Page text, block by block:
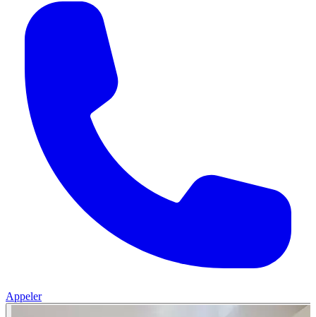
Appeler